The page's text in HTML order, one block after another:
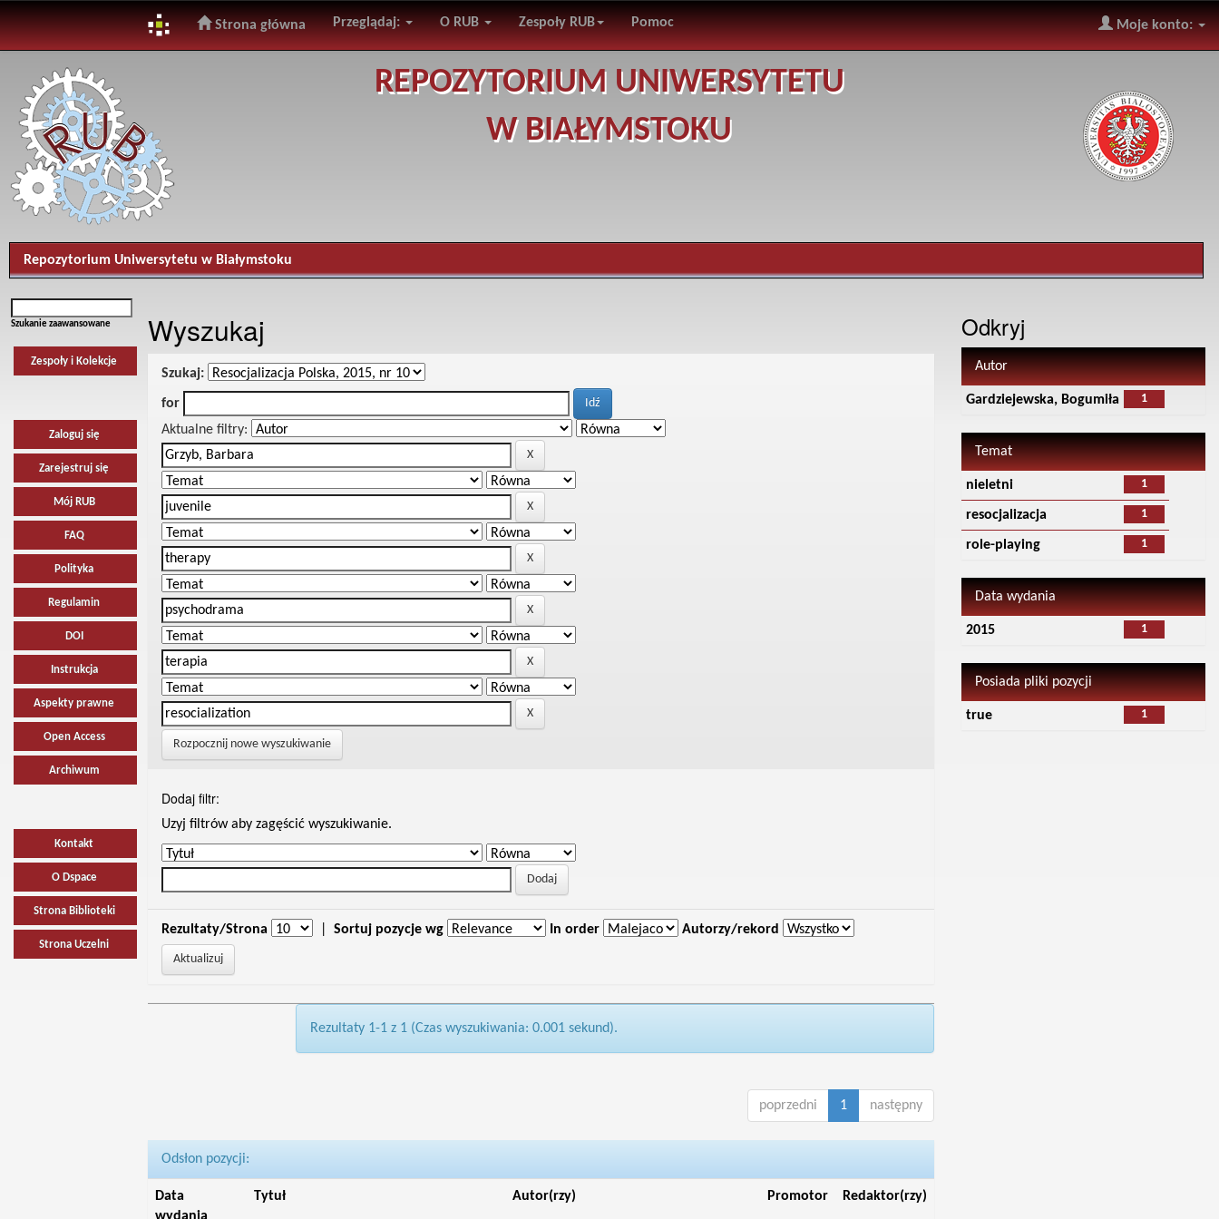
navigation
Strona główna Przeglądaj: O RUB Zespoły RUB Pomoc Moje konto:
REPOZYTORIUM UNIWERSYTETU
W BIAŁYMSTOKU
Repozytorium Uniwersytetu w Białymstoku
Szukanie zaawansowane
Zespoły i Kolekcje
Zaloguj się
Zarejestruj się
Mój RUB
FAQ
Polityka
Regulamin
DOI
Instrukcja
Aspekty prawne
Open Access
Archiwum
Kontakt
O Dspace
Strona Biblioteki
Strona Uczelni
Wyszukaj
Szukaj:
for
Aktualne filtry:
Rozpocznij nowe wyszukiwanie
Dodaj filtr:
Uzyj filtrów aby zagęścić wyszukiwanie.
Rezultaty/Strona Sortuj pozycje wg In order Autorzy/rekord
Rezultaty 1-1 z 1 (Czas wyszukiwania: 0.001 sekund).
poprzedni 1 następny
Odsłon pozycji:
Data
Tytuł Autor(rzy) Promotor Redaktor(rzy)
Odkryj
Autor
1
Gardziejewska, Bogumiła
Temat
1
nieletni
1
resocjalizacja
1
role-playing
Data wydania
1
2015
Posiada pliki pozycji
1
true